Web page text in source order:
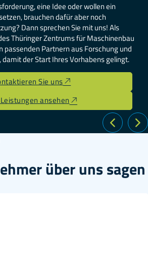
eine Idee oder wollen ein
brauchen dafür aber noch
Dann sprechen Sie mit uns! Als
Thüringer Zentrums für Maschinenbau
passenden Partnern aus Forschung und
der Start Ihres Vorhabens gelingt.
Sie uns
ansehen
über uns sagen